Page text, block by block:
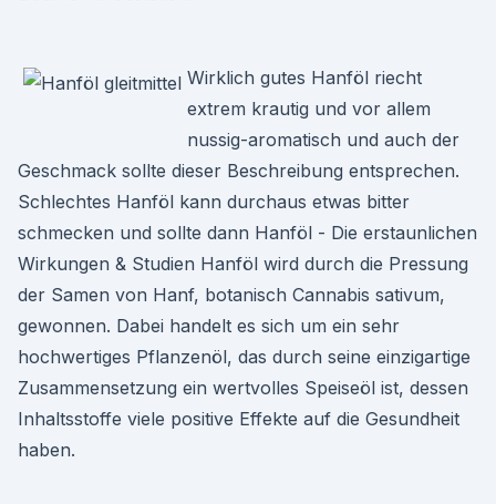
Wirklich gutes Hanföl riecht
extrem krautig und vor allem
nussig-aromatisch und auch der
Geschmack sollte dieser Beschreibung entsprechen.
Schlechtes Hanföl kann durchaus etwas bitter
schmecken und sollte dann Hanföl - Die erstaunlichen
Wirkungen & Studien Hanföl wird durch die Pressung
der Samen von Hanf, botanisch Cannabis sativum,
gewonnen. Dabei handelt es sich um ein sehr
hochwertiges Pflanzenöl, das durch seine einzigartige
Zusammensetzung ein wertvolles Speiseöl ist, dessen
Inhaltsstoffe viele positive Effekte auf die Gesundheit
haben.